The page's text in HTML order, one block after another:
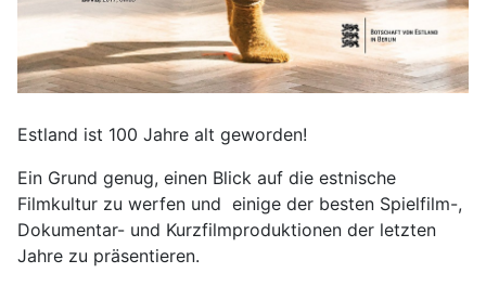
Estland ist 100 Jahre alt geworden!
Ein Grund genug, einen Blick auf die estnische
Filmkultur zu werfen und einige der besten Spielfilm-,
Dokumentar- und Kurzfilmproduktionen der letzten
Jahre zu präsentieren.